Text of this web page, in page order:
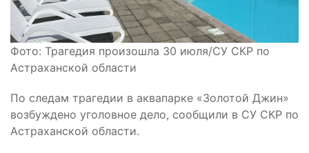
Фото: Трагедия произошла 30 июля/СУ СКР по
Астраханской области
По следам трагедии в аквапарке «Золотой Джин»
возбуждено уголовное дело, сообщили в СУ СКР по
Астраханской области.